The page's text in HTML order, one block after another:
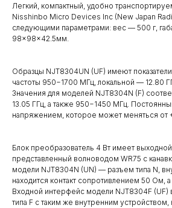
Легкий, компактный, удобно
Nisshinbo Micro Devices Inc (New Japan
следующими параметрами: вес — 500 г,
98×98×42.5мм.
Образцы NJT8304UN (UF) имеют
частоты 950−1700 MГц, локальной — 12.80
Значения для моделей NJT8304N (F)
13.05 ГГц, а также 950−1450 МГц.
напряжением, которое может меняться от
Блок преобразователь 4 Вт имеет
представленный волноводом WR75 с
модели NJT8304N (UN) — разъем типа N,
находится контакт сопротивлением 50 Ом,
Входной интерфейс модели NJT8304F (UF)
типа F с таким же внутренним устройством,